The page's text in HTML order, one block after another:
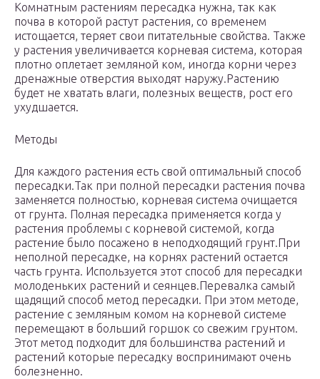
Комнатным растениям пересадка нужна, так как
почва в которой растут растения, со временем
истощается, теряет свои питательные свойства. Также
у растения увеличивается корневая система, которая
плотно оплетает земляной ком, иногда корни через
дренажные отверстия выходят наружу.Растению
будет не хватать влаги, полезных веществ, рост его
ухудшается.
Методы
Для каждого растения есть свой оптимальный способ
пересадки.Так при полной пересадки растения почва
заменяется полностью, корневая система очищается
от грунта. Полная пересадка применяется когда у
растения проблемы с корневой системой, когда
растение было посажено в неподходящий грунт.При
неполной пересадке, на корнях растений остается
часть грунта. Используется этот способ для пересадки
молоденьких растений и сеянцев.Перевалка самый
щадящий способ метод пересадки. При этом методе,
растение с земляным комом на корневой системе
перемещают в больший горшок со свежим грунтом.
Этот метод подходит для большинства растений и
растений которые пересадку воспринимают очень
болезненно.